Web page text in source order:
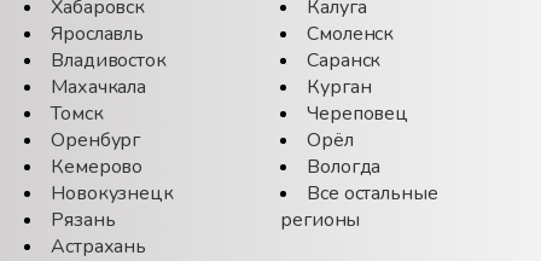
Хабаровск
Ярославль
Владивосток
Махачкала
Томск
Оренбург
Кемерово
Новокузнецк
Рязань
Астрахань
Калуга
Смоленск
Саранск
Курган
Череповец
Орёл
Вологда
Все остальные
регионы